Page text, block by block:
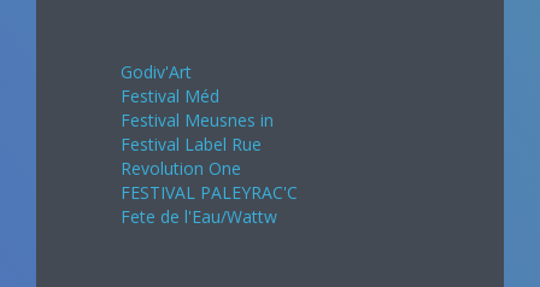
Godiv'Art
Festival Méd
Festival Meusnes in
Festival Label Rue
Revolution One
FESTIVAL PALEYRAC'C
Fete de l'Eau/Wattw